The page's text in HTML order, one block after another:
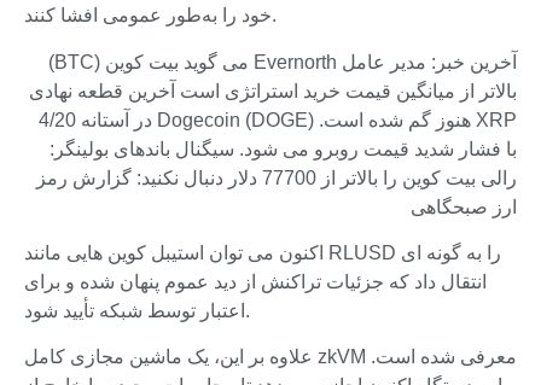
خود را به‌طور عمومی افشا کنند.
آخرین خبر: مدیر عامل Evernorth می گوید بیت کوین (BTC)
بالاتر از میانگین قیمت خرید استراتژی است آخرین قطعه نهادی
XRP هنوز گم شده است. Dogecoin (DOGE) در آستانه 4/20
با فشار شدید قیمت روبرو می شود. سیگنال باندهای بولینگر:
رالی بیت کوین را بالاتر از 77700 دلار دنبال نکنید: گزارش رمز
ارز صبحگاهی
اکنون می توان استیبل کوین هایی مانند RLUSD را به گونه ای
انتقال داد که جزئیات تراکنش از دید عموم پنهان شده و برای
اعتبار توسط شبکه تأیید شود.
علاوه بر این، یک ماشین مجازی کامل zkVM معرفی شده است.